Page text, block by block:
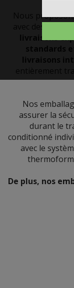
Nous
avec des
livraisons
Nos
assurer la
durant le
conditionné
avec le
De plus, nos